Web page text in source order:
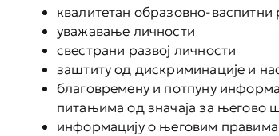
квалитетан образовно-васпитни
уважавање личности
свестрани развој личности
заштиту од дискриминације и
благовремену и потпуну
питањима од значаја за његово
информацију о његовим